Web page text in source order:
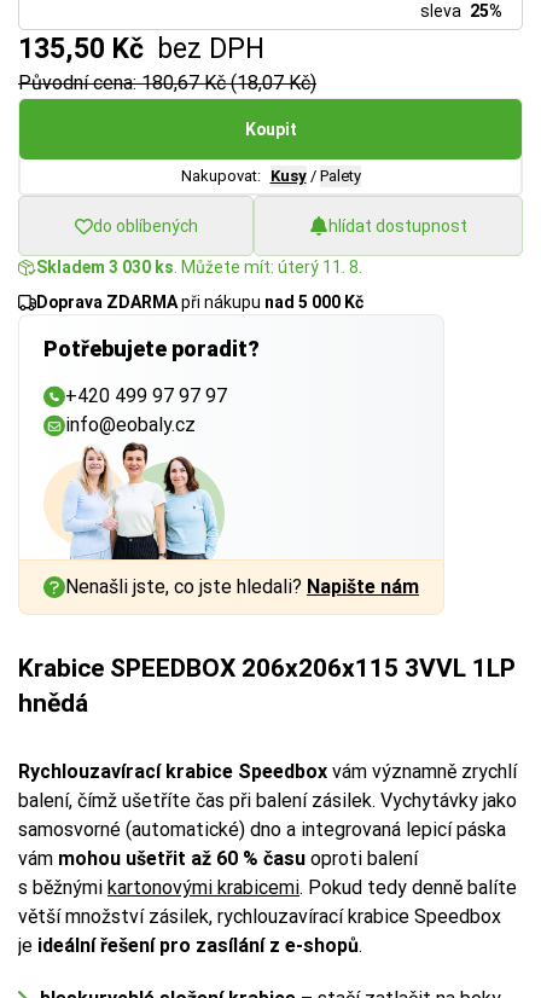
sleva 25%
135,50 Kč bez DPH
Původní cena: 180,67 Kč (18,07 Kč)
Koupit
Nakupovat: Kusy / Palety
do oblíbených hlídat dostupnost
Skladem 3 030 ks . Můžete mít: úterý 11. 8.
Doprava ZDARMApři nákupu nad 5 000 Kč
Potřebujete poradit?
+420 499 97 97 97
info@eobaly.cz
Nenašli jste, co jste hledali? Napište nám
Krabice SPEEDBOX 206x206x115 3VVL 1LP
hnědá
Rychlouzavírací krabice Speedbox vám významně zrychlí
balení, čímž ušetříte čas při balení zásilek. Vychytávky jako
samosvorné (automatické) dno a integrovaná lepicí páska
vám mohou ušetřit až 60 % času oproti balení
s běžnými kartonovými krabicemi. Pokud tedy denně balíte
větší množství zásilek, rychlouzavírací krabice Speedbox
je ideální řešení pro zasílání z e-shopů.